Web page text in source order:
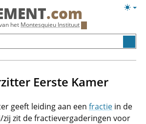
.com
het Montesquieu Instituut
Eerste Kamer
geeft leiding aan een fractie in de
zij zit de fractievergaderingen voor